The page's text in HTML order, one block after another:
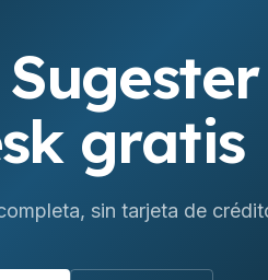
gratis
sin tarjeta de